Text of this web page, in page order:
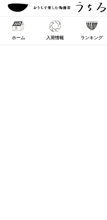
ホーム 入荷情報 ランキング